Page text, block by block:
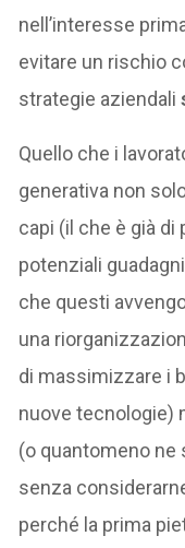
nell’interesse
evitare un rischio
strategie aziendali
Quello che i
generativa non
capi (il che è già
potenziali
che questi
una
di massimizzare i
nuove tecnologie)
(o quantomeno ne
senza
perché la prima